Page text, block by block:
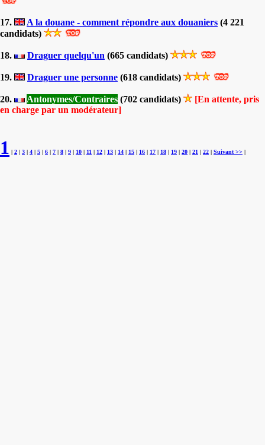
17. A la douane - comment répondre aux douaniers (4 221
candidats)
18. Draguer quelqu'un (665 candidats)
19. Draguer une personne (618 candidats)
20. Antonymes/Contraires (702 candidats)
[En attente, pris
en charge par un modérateur]
1 | 2 | 3 | 4 | 5 | 6 | 7 | 8 | 9 | 10 | 11 | 12 | 13 | 14 | 15 | 16 | 17 | 18 | 19 | 20 | 21 | 22 | Suivant >> |